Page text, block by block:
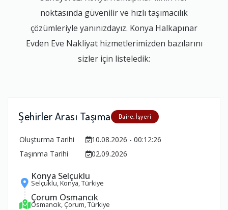
noktasında güvenilir ve hızlı taşımacılık
çözümleriyle yanınızdayız. Konya Halkapınar
Evden Eve Nakliyat hizmetlerimizden bazılarını
sizler için listeledik:
Şehirler Arası Taşıma Daire, İşyeri
Oluşturma Tarihi
10.08.2026 - 00:12:26
Taşınma Tarihi
02.09.2026
Konya Selçuklu
Selçuklu, Konya, Türkiye
Çorum Osmancık
Osmancık, Çorum, Türkiye